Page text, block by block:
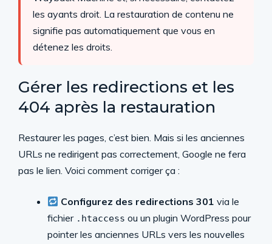
les ayants droit. La restauration de contenu ne
signifie pas automatiquement que vous en
détenez les droits.
Gérer les redirections et les
404 après la restauration
Restaurer les pages, c’est bien. Mais si les anciennes
URLs ne redirigent pas correctement, Google ne fera
pas le lien. Voici comment corriger ça :
Configurez des redirections 301 via le
fichier .htaccess ou un plugin WordPress pour
pointer les anciennes URLs vers les nouvelles